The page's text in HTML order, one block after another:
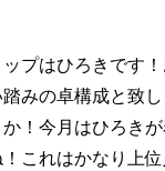
プはひろきです
みの卓構成と致
！今月はひろき
これはかなり上